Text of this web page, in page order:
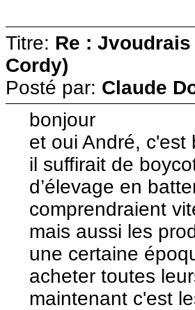
Titre: Re :
Cordy)
Posté par: Claude
bonjour
et oui André, c'est
il suffirait de
d’élevage en
comprendraient
mais aussi les
une certaine
acheter toutes
maintenant c'est